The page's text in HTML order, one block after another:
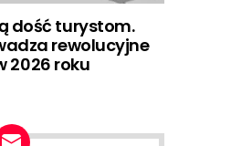
dość turystom.
rewolucyjne
2026 roku